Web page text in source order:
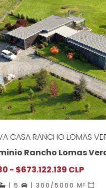
CASA RANCHO LOMAS
Rancho Lomas
- $673.122.139 CLP
| 5 | 300/5000 M²